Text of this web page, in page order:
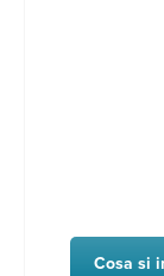
Cosa si